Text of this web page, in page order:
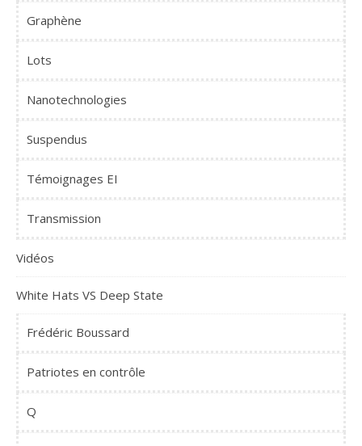
Graphène
Lots
Nanotechnologies
Suspendus
Témoignages EI
Transmission
Vidéos
White Hats VS Deep State
Frédéric Boussard
Patriotes en contrôle
Q